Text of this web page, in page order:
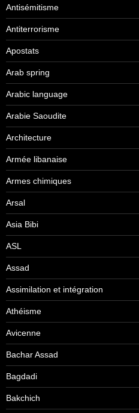
Antisémitisme
Antiterrorisme
Apostats
Arab spring
Arabic language
Arabie Saoudite
Architecture
Armée libanaise
Armes chimiques
Arsal
Asia Bibi
ASL
Assad
Assimilation et intégration
Athéisme
Avicenne
Bachar Assad
Bagdadi
Bakchich